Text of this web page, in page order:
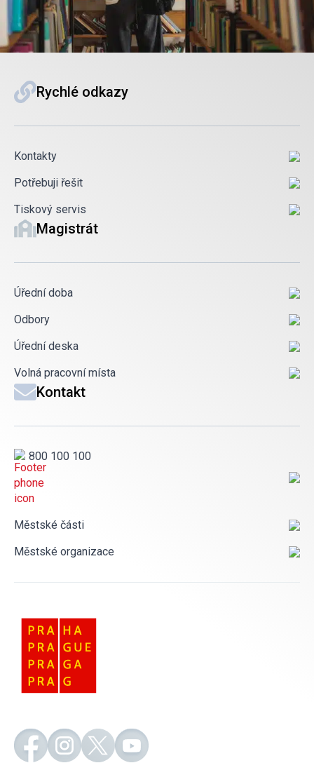
Rychlé odkazy
Kontakty
Potřebuji řešit
Tiskový servis
Magistrát
Úřední doba
Odbory
Úřední deska
Volná pracovní místa
Kontakt
800 100 100
Městské části
Městské organizace